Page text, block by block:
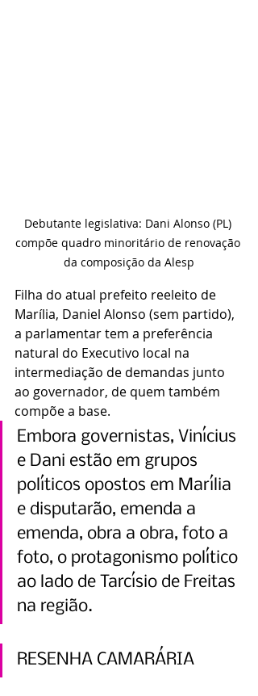
Debutante legislativa: Dani Alonso (PL)
compõe quadro minoritário de renovação
da composição da Alesp
Filha do atual prefeito reeleito de
Marília, Daniel Alonso (sem partido),
a parlamentar tem a preferência
natural do Executivo local na
intermediação de demandas junto
ao governador, de quem também
compõe a base.
Embora governistas, Vinícius
e Dani estão em grupos
políticos opostos em Marília
e disputarão, emenda a
emenda, obra a obra, foto a
foto, o protagonismo político
ao lado de Tarcísio de Freitas
na região.
RESENHA CAMARÁRIA